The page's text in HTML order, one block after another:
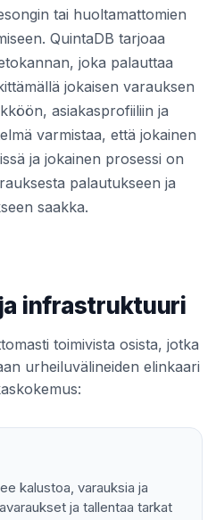
tai huoltamattomien
QuintaDB tarjoaa
joka palauttaa
jokaisen varauksen
asiakasprofiiliin ja
varmistaa, että jokainen
ja jokainen prosessi on
palautukseen ja
saakka.
infrastruktuuri
toimivista osista, jotka
urheiluvälineiden elinkaari
kalustoa, varauksia ja
ja tallentaa tarkat